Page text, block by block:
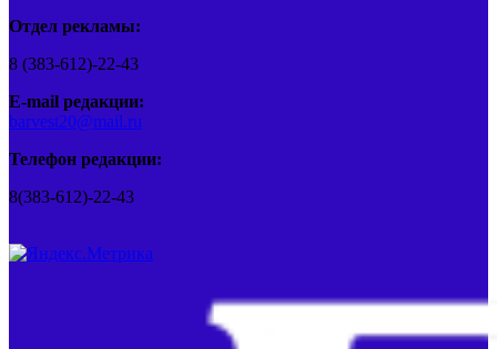
Отдел рекламы:
8 (383-612)-22-43
E-mail редакции:
barvest20@mail.ru
Телефон редакции:
8(383-612)-22-43